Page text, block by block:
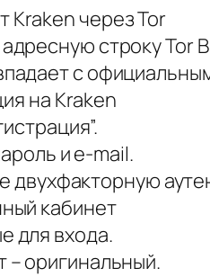
Kraken через Tor
строку Tor
с
на Kraken
и e-mail.
двухфакторную
кабинет
для входа.
– оригинальный.